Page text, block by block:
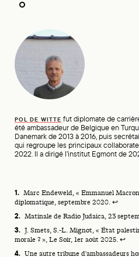
POL DE WITTE fut diplomate de
été ambassadeur de Belgique en
Danemark de 2013 à 2016, puis
qui regroupe les principaux
2022. Il a dirigé l’institut Egmont de
Footnotes
Marc Endeweld, « Emmanuel
diplomatique, septembre 2020. ↩
Matinale de Radio Judaica, 23
J. Smets, S.-L. Mignot, « État
morale ? », Le Soir, 1er août 2025. ↩
Une autre tribune d'ambassadeurs